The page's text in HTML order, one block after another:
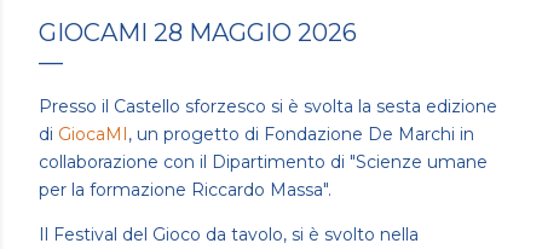
GIOCAMI 28 MAGGIO 2026
Presso il Castello sforzesco si è svolta la sesta edizione
di GiocaMI, un progetto di Fondazione De Marchi in
collaborazione con il Dipartimento di "Scienze umane
per la formazione Riccardo Massa".
Il Festival del Gioco da tavolo, si è svolto nella